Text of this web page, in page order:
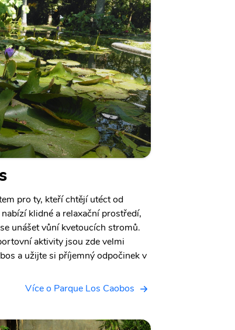
pro ty, kteří chtějí utéct od
klidné a relaxační prostředí,
unášet vůní kvetoucích stromů.
aktivity jsou zde velmi
a užijte si příjemný odpočinek v
Více o Parque Los Caobos